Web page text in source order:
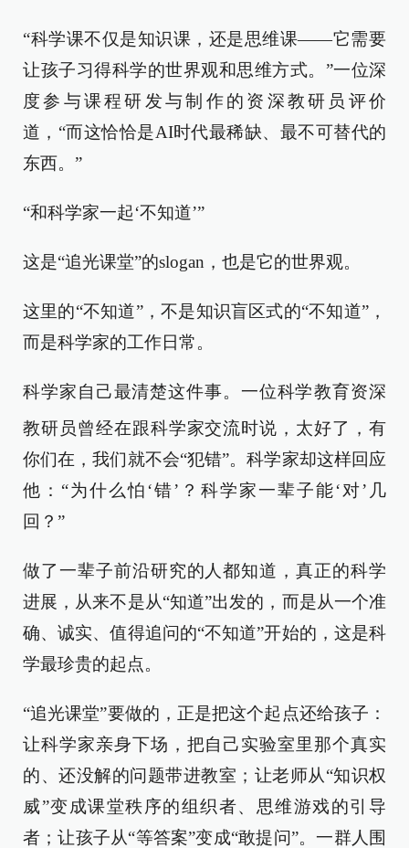
“科学课不仅是知识课，还是思维课——它需要
让孩子习得科学的世界观和思维方式。”一位深
度参与课程研发与制作的资深教研员评价
道，“而这恰恰是AI时代最稀缺、最不可替代的
东西。”
“和科学家一起‘不知道’”
这是“追光课堂”的slogan，也是它的世界观。
这里的“不知道”，不是知识盲区式的“不知道”，
而是科学家的工作日常。
科学家自己最清楚这件事。一位科学教育资深
教研员曾经在跟科学家交流时说，太好了，有
你们在，我们就不会“犯错”。科学家却这样回应
他：“为什么怕‘错’？科学家一辈子能‘对’几
回？”
做了一辈子前沿研究的人都知道，真正的科学
进展，从来不是从“知道”出发的，而是从一个准
确、诚实、值得追问的“不知道”开始的，这是科
学最珍贵的起点。
“追光课堂”要做的，正是把这个起点还给孩子：
让科学家亲身下场，把自己实验室里那个真实
的、还没解的问题带进教室；让老师从“知识权
威”变成课堂秩序的组织者、思维游戏的引导
者；让孩子从“等答案”变成“敢提问”。一群人围